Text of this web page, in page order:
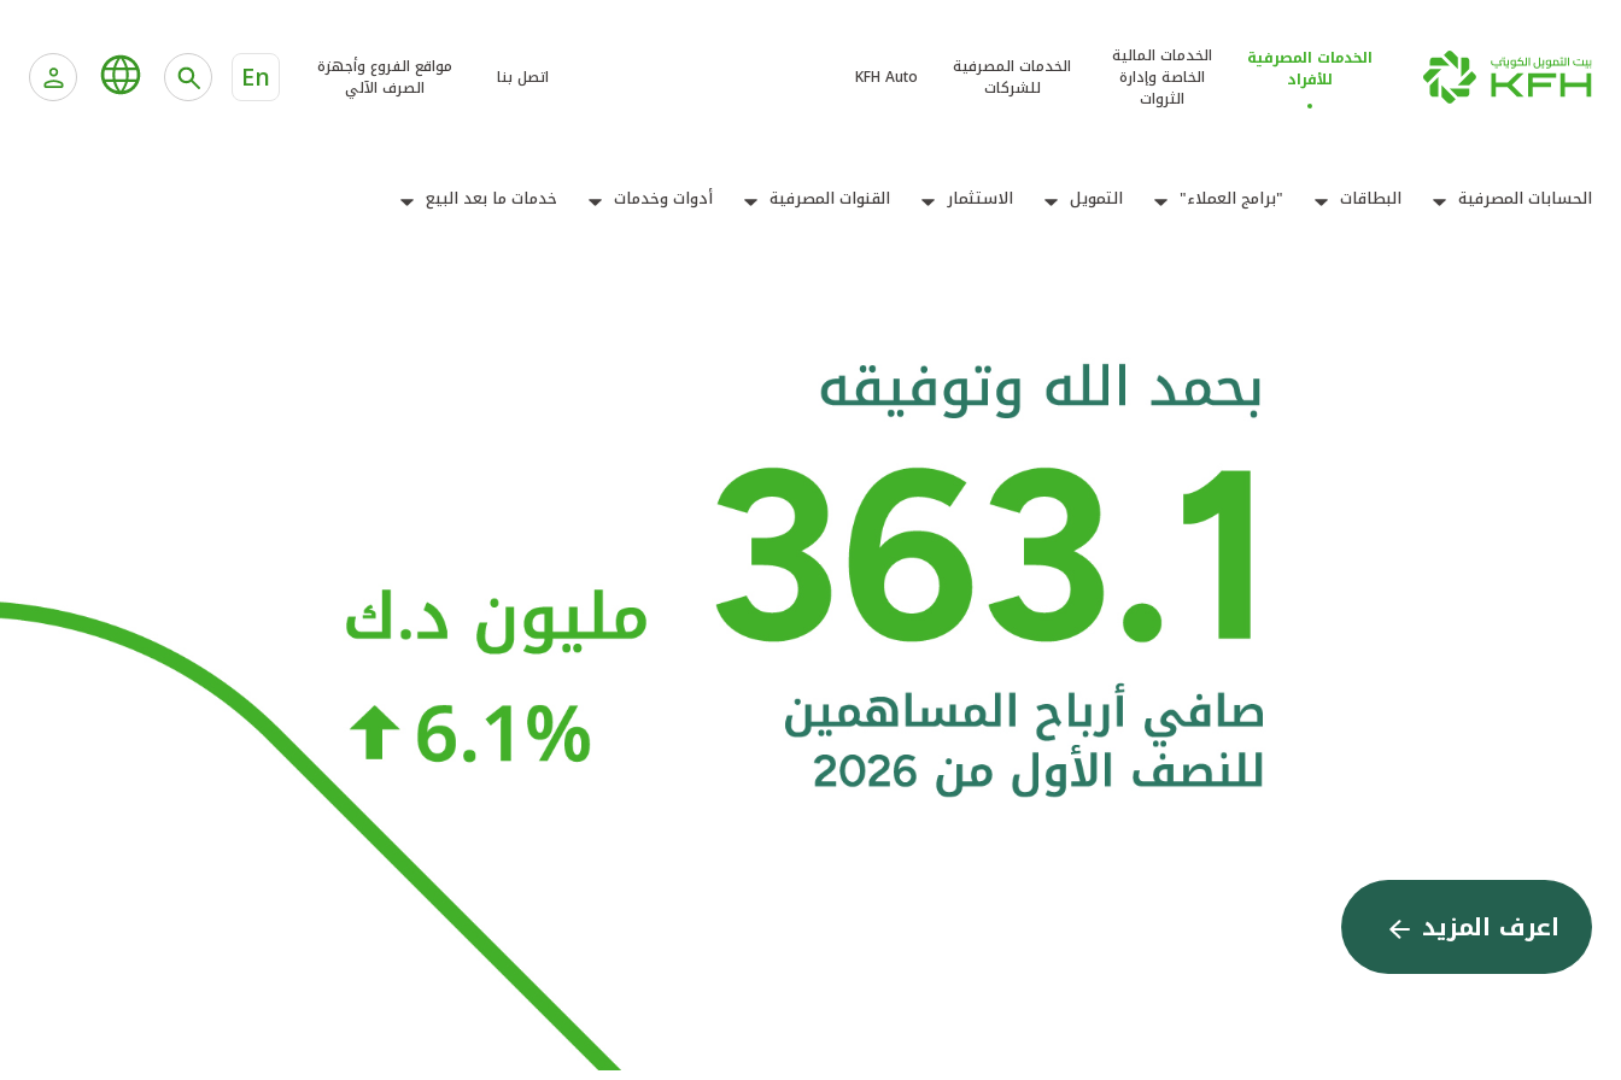
الخدمات المصرفية
للأفراد
الخدمات المالية
الخاصة وإدارة
الثروات
الخدمات المصرفية
للشركات
KFH Auto اتصل بنا
مواقع الفروع وأجهزة
الصرف الآلي
En
الحسابات المصرفية البطاقات "برامج العملاء" التمويل الاستثمار القنوات المصرفية أدوات وخدمات خدمات ما بعد البيع
اعرف المزيد